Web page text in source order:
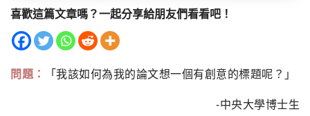
喜歡這篇文章嗎？一起分享給朋友們看看吧！
問題：
「我該如何為我的論文想一個有創意的標題呢？」
-中央大學博士生